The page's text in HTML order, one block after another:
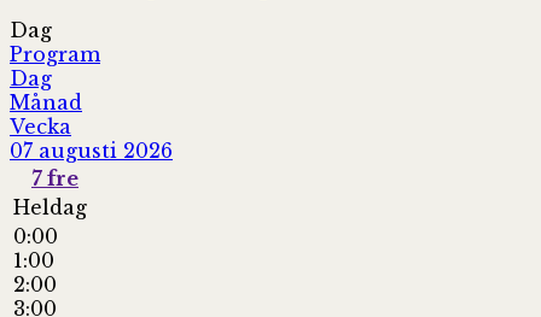
Dag
Program
Dag
Månad
Vecka
07 augusti 2026
7 fre
Heldag
0:00
1:00
2:00
3:00